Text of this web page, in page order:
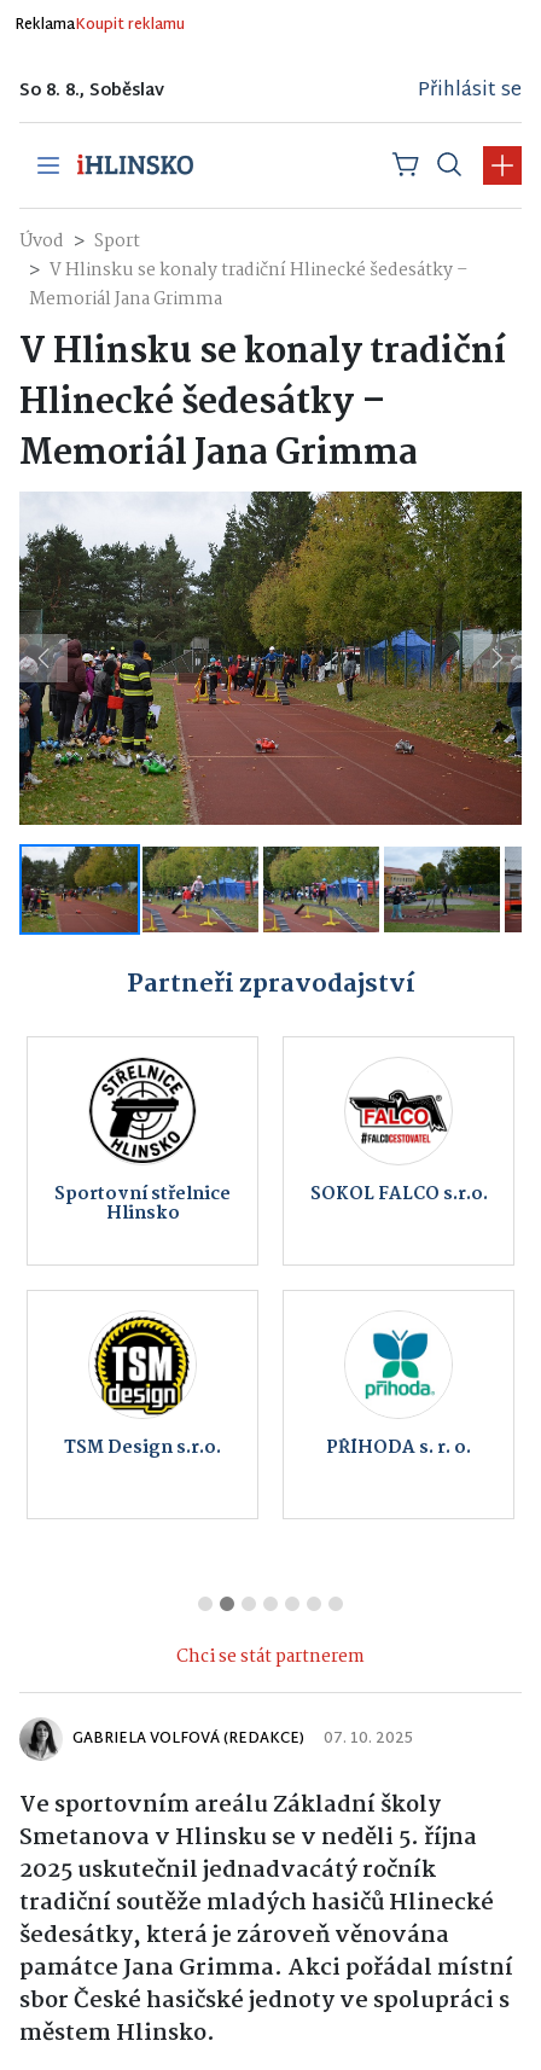
ReklamaKoupit reklamu
So 8. 8., Soběslav Přihlásit se
Úvod
Sport
V Hlinsku se konaly tradiční Hlinecké šedesátky –
Memoriál Jana Grimma
V Hlinsku se konaly tradiční
Hlinecké šedesátky –
Memoriál Jana Grimma
Previous Next
Partneři zpravodajství
Sportovní střelnice
Hlinsko
SOKOL FALCO s.r.o.
TSM Design s.r.o. PŘÍHODA s. r. o.
Chci se stát partnerem
GABRIELA VOLFOVÁ (REDAKCE) 07. 10. 2025
Ve sportovním areálu Základní školy
Smetanova v Hlinsku se v neděli 5. října
2025 uskutečnil jednadvacátý ročník
tradiční soutěže mladých hasičů Hlinecké
šedesátky, která je zároveň věnována
památce Jana Grimma. Akci pořádal místní
sbor České hasičské jednoty ve spolupráci s
městem Hlinsko.